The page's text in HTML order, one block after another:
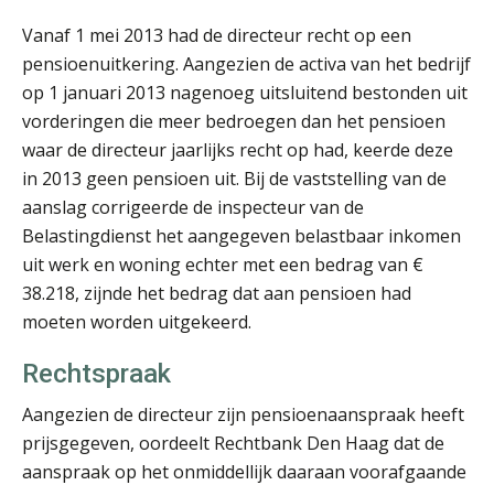
Vanaf 1 mei 2013 had de directeur recht op een
pensioenuitkering. Aangezien de activa van het bedrijf
op 1 januari 2013 nagenoeg uitsluitend bestonden uit
vorderingen die meer bedroegen dan het pensioen
waar de directeur jaarlijks recht op had, keerde deze
in 2013 geen pensioen uit. Bij de vaststelling van de
aanslag corrigeerde de inspecteur van de
Belastingdienst het aangegeven belastbaar inkomen
uit werk en woning echter met een bedrag van €
38.218, zijnde het bedrag dat aan pensioen had
moeten worden uitgekeerd.
Rechtspraak
Aangezien de directeur zijn pensioenaanspraak heeft
prijsgegeven, oordeelt Rechtbank Den Haag dat de
aanspraak op het onmiddellijk daaraan voorafgaande
Tim van Wordragen